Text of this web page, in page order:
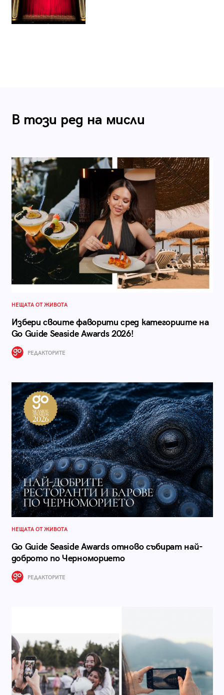
В този ред на мисли
НЕЩАТА ОТ ЖИВОТА
Избери своите фаворити сред категориите на
Go Guide Seaside Awards 2026!
РЕДАКТОРИТЕ
НЕЩАТА ОТ ЖИВОТА
Go Guide Seaside Awards отново събират най-
доброто по Черноморието
РЕДАКТОРИТЕ